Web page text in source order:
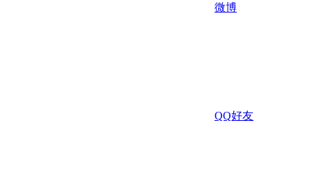
微博
QQ好友